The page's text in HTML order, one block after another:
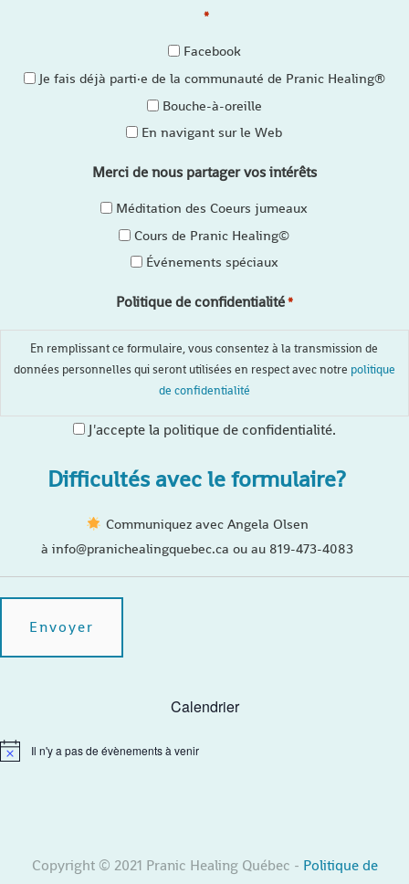
*
Facebook
Je fais déjà parti·e de la communauté de Pranic Healing®
Bouche-à-oreille
En navigant sur le Web
Merci de nous partager vos intérêts
Méditation des Coeurs jumeaux
Cours de Pranic Healing©
Événements spéciaux
Politique de confidentialité*
En remplissant ce formulaire, vous consentez à la transmission de
données personnelles qui seront utilisées en respect avec notre politique
de confidentialité
J'accepte la politique de confidentialité.
Difficultés avec le formulaire?
Communiquez avec Angela Olsen
à info@pranichealingquebec.ca ou au 819-473-4083
Calendrier
N
Il n'y a pas de évènements à venir
Copyright © 2021 Pranic Healing Québec - Politique de